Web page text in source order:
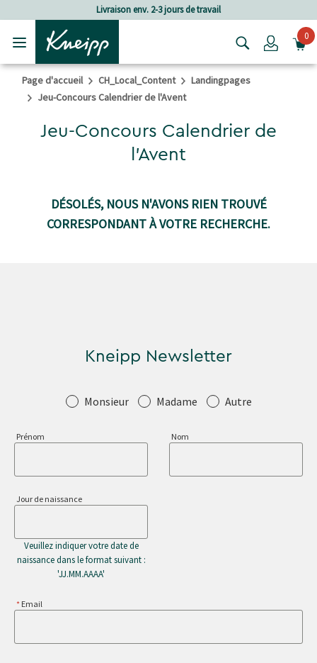
Passer au contenu principal
Passer au contenu du pied de page
Livraison env. 2-3 jours de travail
Login0
Page d'accueil CH_Local_Content
Landingpages
Jeu-Concours Calendrier de l'Avent
Jeu-Concours Calendrier de
l'Avent
DÉSOLÉS, NOUS N'AVONS RIEN TROUVÉ
CORRESPONDANT À VOTRE RECHERCHE.
Kneipp Newsletter
SalutationMonsieur Madame Autre
Prénom Nom
Jour de naissance
Veuillez indiquer votre date de
naissance dans le format suivant :
'JJ.MM.AAAA'
Email